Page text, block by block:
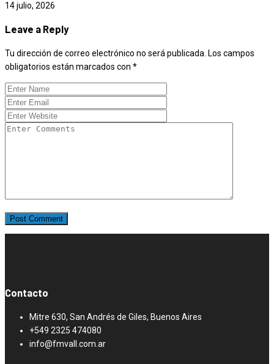
14 julio, 2026
Leave a Reply
Tu dirección de correo electrónico no será publicada. Los campos
obligatorios están marcados con *
Contacto
Mitre 630, San Andrés de Giles, Buenos Aires
+549 2325 474080
info@fmvall.com.ar